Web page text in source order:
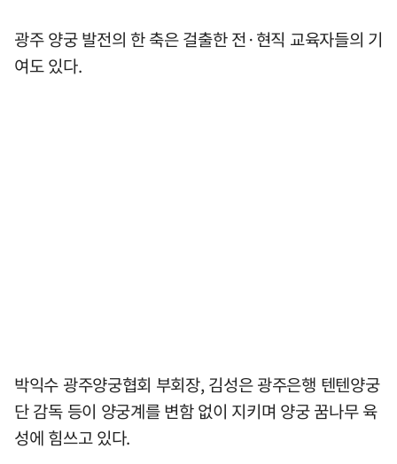
광주 양궁 발전의 한 축은 걸출한 전·현직 교육자들의 기
여도 있다.
박익수 광주양궁협회 부회장, 김성은 광주은행 텐텐양궁
단 감독 등이 양궁계를 변함 없이 지키며 양궁 꿈나무 육
성에 힘쓰고 있다.